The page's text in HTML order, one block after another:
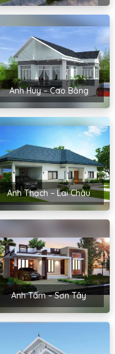
Anh Huy – Cao Bằng
Anh Thạch – Lai Châu
Anh Tâm – Sơn Tây